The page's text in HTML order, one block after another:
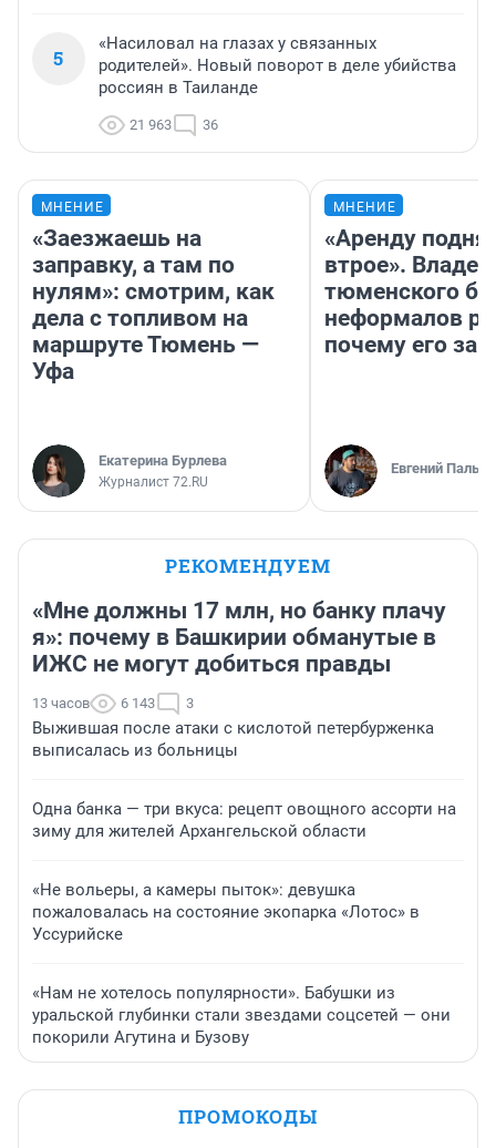
5
«Насиловал на глазах у связанных
родителей». Новый поворот в деле убийства
россиян в Таиланде
21 963 36
МНЕНИЕ
«Заезжаешь на
заправку, а там по
нулям»: смотрим, как
дела с топливом на
маршруте Тюмень —
Уфа
Екатерина Бурлева
Журналист 72.RU
МНЕНИЕ
«Аренду
втрое».
тюменского
неформалов
почему его
Евгений
РЕКОМЕНДУЕМ
«Мне должны 17 млн, но банку плачу
я»: почему в Башкирии обманутые в
ИЖС не могут добиться правды
13 часов 6 143 3
Выжившая после атаки с кислотой петербурженка
выписалась из больницы
Одна банка — три вкуса: рецепт овощного ассорти на
зиму для жителей Архангельской области
«Не вольеры, а камеры пыток»: девушка
пожаловалась на состояние экопарка «Лотос» в
Уссурийске
«Нам не хотелось популярности». Бабушки из
уральской глубинки стали звездами соцсетей — они
покорили Агутина и Бузову
ПРОМОКОДЫ